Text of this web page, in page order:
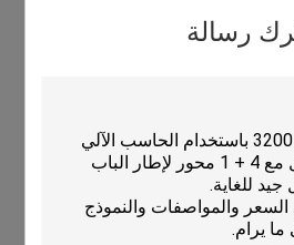
رسالة
تشكيل معقدة، مثل طي ورق المعدن
إلى المنزلي. مع بنائها القوي ، تعد
أداة موثوقة ومتعددة الاستخدامات